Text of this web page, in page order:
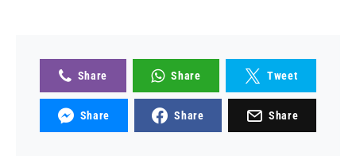
Share Share Tweet
Share Share Share